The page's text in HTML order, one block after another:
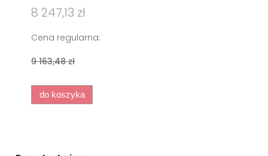
8 247,13 zł
Cena regularna:
9 163,48 zł
do koszyka